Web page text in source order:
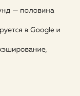
— половина
в Google и